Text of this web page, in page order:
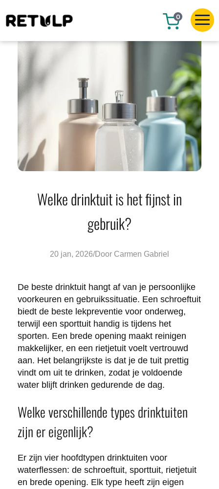
0
Welke drinktuit is het fijnst in
gebruik?
20 jan, 2026/Door Posted
Carmen Gabriel
De beste drinktuit hangt af van je persoonlijke
voorkeuren en gebruikssituatie. Een schroeftuit
biedt de beste lekpreventie voor onderweg,
terwijl een sporttuit handig is tijdens het
sporten. Een brede opening maakt reinigen
makkelijker, en een rietjetuit voelt vertrouwd
aan. Het belangrijkste is dat je de tuit prettig
vindt om uit te drinken, zodat je voldoende
water blijft drinken gedurende de dag.
Welke verschillende types drinktuiten
zijn er eigenlijk?
Er zijn vier hoofdtypen drinktuiten voor
waterflessen: de schroeftuit, sporttuit, rietjetuit
en brede opening. Elk type heeft zijn eigen